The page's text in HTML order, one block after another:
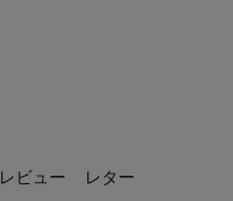
レビュー レター